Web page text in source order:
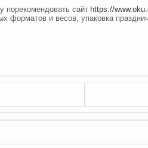
порекомендовать сайт https://
форматов и весов, упаковка